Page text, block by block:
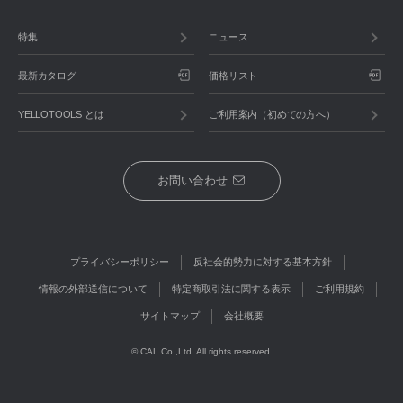
特集 ニュース
最新カタログ 価格リスト
YELLOTOOLS とは ご利用案内（初めての方へ）
お問い合わせ
プライバシーポリシー 反社会的勢力に対する基本方針
情報の外部送信について 特定商取引法に関する表示 ご利用規約
サイトマップ 会社概要
© CAL Co.,Ltd. All rights reserved.